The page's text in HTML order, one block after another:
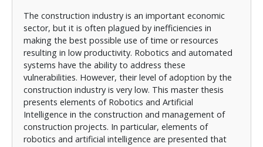
ανάλυση των στοιχείων και δεδομένων που
παρουσιάζονται, οδηγούμαστε στην εξαγωγή
συμπερασμάτων, σχετικά με τις προκλήσεις και την
ανάγκη για την υιοθέτηση τους από τον
κατασκευαστικό κλάδο και την ελληνική
πραγματικότητα.
The construction industry is an important economic
sector, but it is often plagued by inefficiencies in
making the best possible use of time or resources
resulting in low productivity. Robotics and automated
systems have the ability to address these
vulnerabilities. However, their level of adoption by the
construction industry is very low. This master thesis
presents elements of Robotics and Artificial
Intelligence in the construction and management of
construction projects. In particular, elements of
robotics and artificial intelligence are presented that